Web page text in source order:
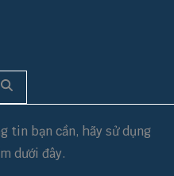
tin bạn cần, hãy sử dụng
dưới đây.